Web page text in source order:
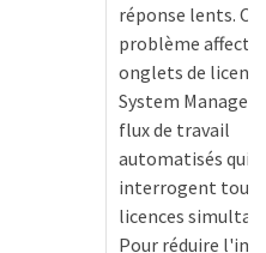
réponse lents. Ce
problème affecte
onglets de
System Manager
flux de travail
automatisés qui
interrogent
licences
Pour réduire